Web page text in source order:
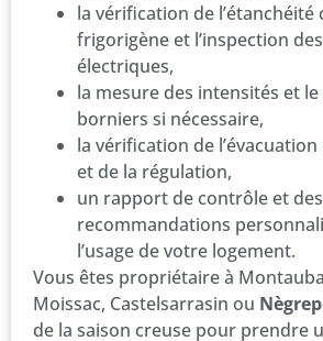
la vérification de l’étanchéité
frigorigène et l’inspection
électriques,
la mesure des intensités et
borniers si nécessaire,
la vérification de
et de la régulation,
un rapport de contrôle et des
recommandations
l’usage de votre logement.
Vous êtes propriétaire à
Moissac, Castelsarrasin ou
de la saison creuse pour prendre